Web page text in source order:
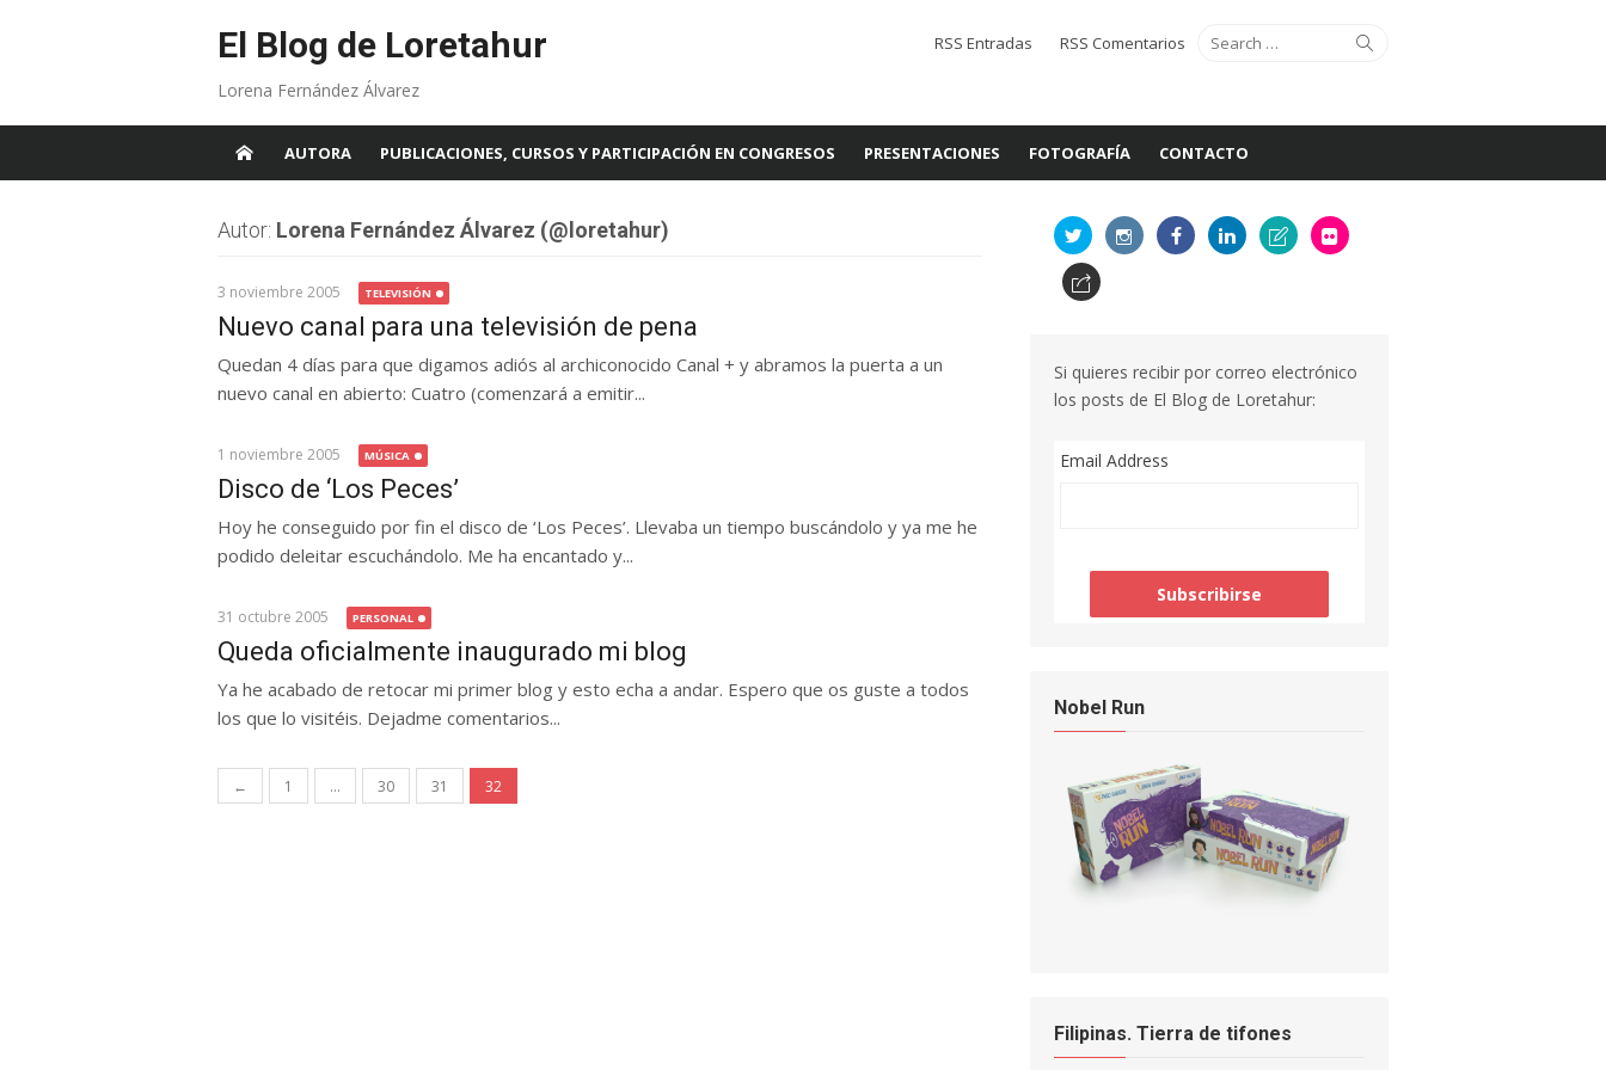
El Blog de Loretahur
Lorena Fernández Álvarez
Search
for:
RSS Entradas RSS Comentarios
AUTORA PUBLICACIONES, CURSOS Y PARTICIPACIÓN EN CONGRESOS PRESENTACIONES FOTOGRAFÍA CONTACTO
Autor: Lorena Fernández Álvarez (@loretahur)
3 noviembre 2005 TELEVISIÓN
Nuevo canal para una televisión de pena
Quedan 4 días para que digamos adiós al archiconocido Canal + y abramos la puerta a un
nuevo canal en abierto: Cuatro (comenzará a emitir...
1 noviembre 2005 MÚSICA
Disco de ‘Los Peces’
Hoy he conseguido por fin el disco de ‘Los Peces’. Llevaba un tiempo buscándolo y ya me he
podido deleitar escuchándolo. Me ha encantado y...
31 octubre 2005 PERSONAL
Queda oficialmente inaugurado mi blog
Ya he acabado de retocar mi primer blog y esto echa a andar. Espero que os guste a todos
los que lo visitéis. Dejadme comentarios...
Navegación
de
← 1 … 30 31 32
Si quieres recibir por correo electrónico
los posts de El Blog de Loretahur:
Email Address
Nobel Run
Filipinas. Tierra de tifones